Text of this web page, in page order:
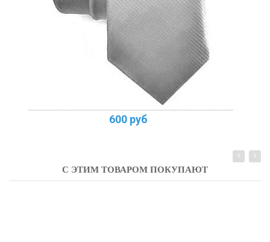
600 руб
С ЭТИМ ТОВАРОМ ПОКУПАЮТ